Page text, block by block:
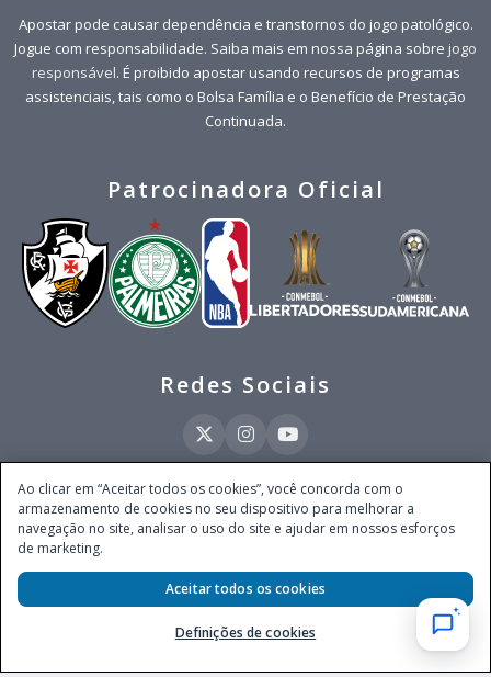
Apostar pode causar dependência e transtornos do jogo patológico.
Jogue com responsabilidade. Saiba mais em nossa página sobre jogo
responsável. É proibido apostar usando recursos de programas
assistenciais, tais como o Bolsa Família e o Benefício de Prestação
Continuada.
Patrocinadora Oficial
Redes Sociais
Este site é operado pela Ventmear Brasil LTDA (CNPJ 52.868.380/0001-84), com
endereço na Avenida Brigadeiro Faria Lima, nº 4.055, 3º andar, Itaim Bibi, no
Município de São Paulo, Estado de São Paulo, CEP 04538-133, Brasil - empresa
Secretaria de Prêmios e Apostas do Ministério da Fazenda, conforme Portaria nº
247, de 07.02.2025, publicada no DOU em 11.2.2025.
Ao clicar em “Aceitar todos os cookies”, você concorda com o
armazenamento de cookies no seu dispositivo para melhorar a
navegação no site, analisar o uso do site e ajudar em nossos esforços
de marketing.
Definições de cookies
Aceitar todos os cookies